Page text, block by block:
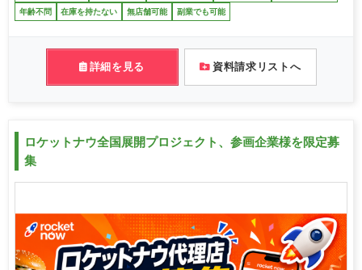
年齢不問 在庫を持たない 無店舗可能 副業でも可能
詳細を見る 資料請求リストへ
ロケットナウ全国展開プロジェクト、参画企業様を限定募
集